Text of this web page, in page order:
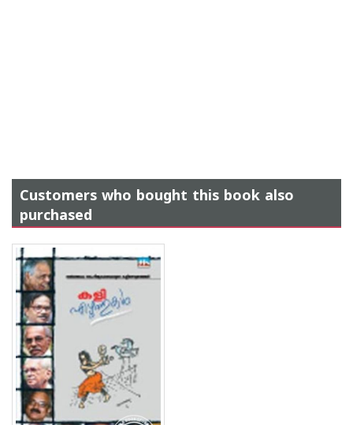
Customers who bought this book also
purchased